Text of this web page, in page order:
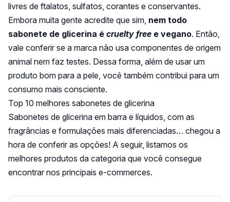
livres de ftalatos, sulfatos, corantes e conservantes.
Embora muita gente acredite que sim, nem todo
sabonete de glicerina é cruelty free e vegano. Então,
vale conferir se a marca não usa componentes de origem
animal nem faz testes. Dessa forma, além de usar um
produto bom para a pele, você também contribui para um
consumo mais consciente.
Top 10 melhores sabonetes de glicerina
Sabonetes de glicerina em barra e líquidos, com as
fragrâncias e formulações mais diferenciadas… chegou a
hora de conferir as opções! A seguir, listamos os
melhores produtos da categoria que você consegue
encontrar nos principais e-commerces.